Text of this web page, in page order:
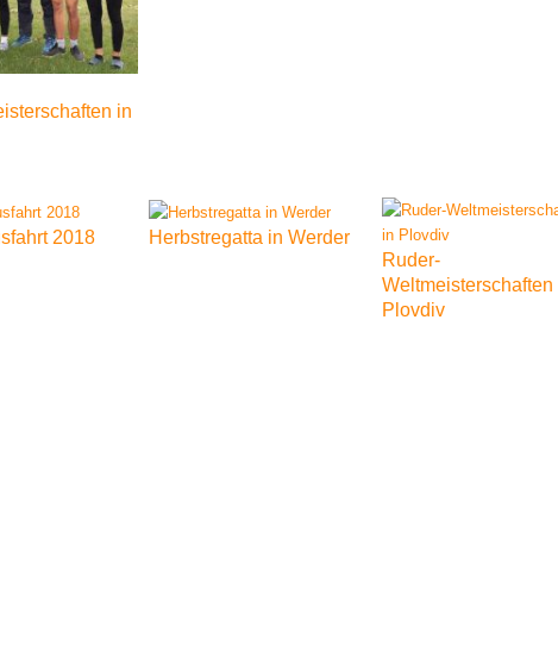
in
2018 Herbstregatta in Werder
Ruder-
Weltmeisterschaften
Plovdiv